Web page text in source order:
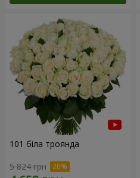
101 біла троянда
5 824 грн